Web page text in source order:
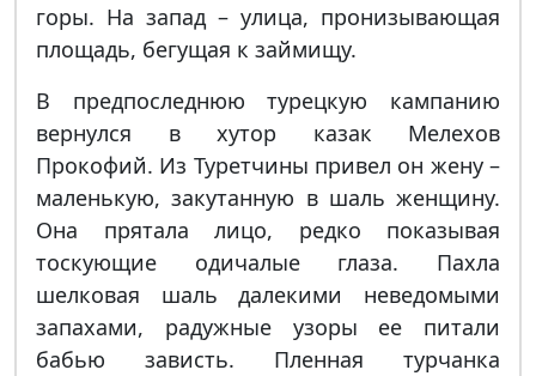
горы. На запад – улица, пронизывающая
площадь, бегущая к займищу.
В предпоследнюю турецкую кампанию
вернулся в хутор казак Мелехов
Прокофий. Из Туретчины привел он жену –
маленькую, закутанную в шаль женщину.
Она прятала лицо, редко показывая
тоскующие одичалые глаза. Пахла
шелковая шаль далекими неведомыми
запахами, радужные узоры ее питали
бабью зависть. Пленная турчанка